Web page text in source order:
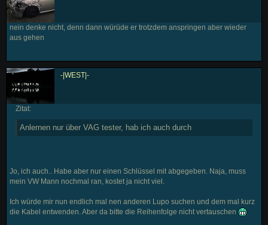
nein denke nicht, denn dann würüde er trotzdem anspringen aber wieder
aus gehen
-|WEST|-
Zitat:
Anlernen nur über VAG tester, hab ich auch durch
Jo, ich auch.. Habe aber nur einen Schlüssel mit abgegeben. Naja, muss
mein VW Mann nochmal ran, kostet ja nicht viel.
Ich würde mir nun endlich mal nen anderen Lupo suchen und dem mal kurz
die Kabel entwenden. Aber da bitte die Reihenfolge nicht vertauschen